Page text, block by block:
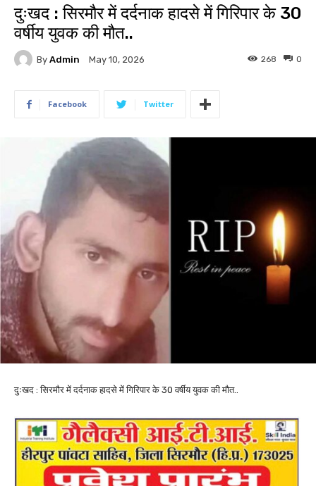
दुःखद : सिरमौर में दर्दनाक हादसे में गिरिपार के 30
वर्षीय युवक की मौत..
By Admin May 10, 2026 0
268
Facebook Twitter
दुःखद : सिरमौर में दर्दनाक हादसे में गिरिपार के 30 वर्षीय युवक की मौत..